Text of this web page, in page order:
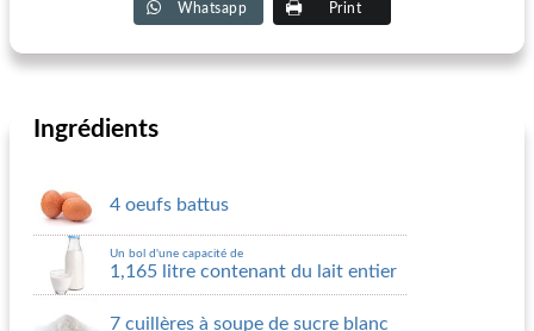
Whatsapp Print
Ingrédients
4 oeufs battus
Un bol d'une capacité de
1,165 litre contenant du lait entier
7 cuillères à soupe de sucre blanc